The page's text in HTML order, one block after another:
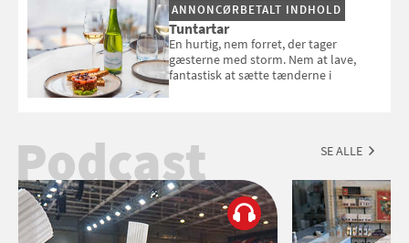
ANNONCØRBETALT INDHOLD
Tuntartar
En hurtig, nem forret, der tager
gæsterne med storm. Nem at lave,
fantastisk at sætte tænderne i
Podcast SE ALLE